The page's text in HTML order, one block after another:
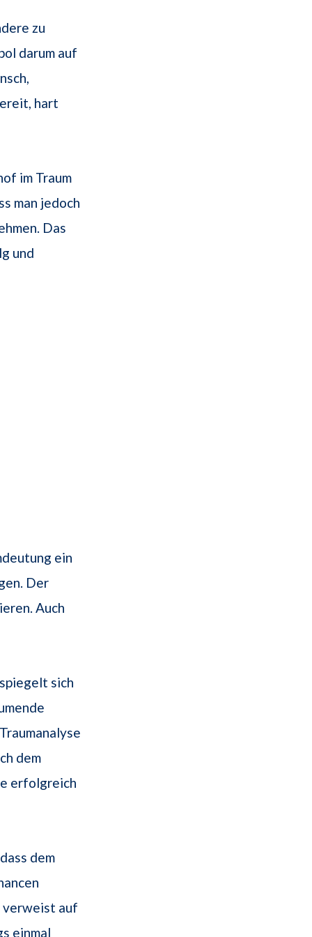
zu
darum auf
hart
im Traum
man jedoch
Das
und
ein
Der
Auch
sich
dem
erfolgreich
dem
auf
einmal